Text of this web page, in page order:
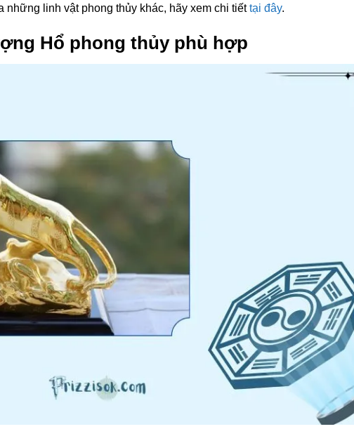
những linh vật phong thủy khác, hãy xem chi tiếttại đây.
Hổ phong thủy phù hợp